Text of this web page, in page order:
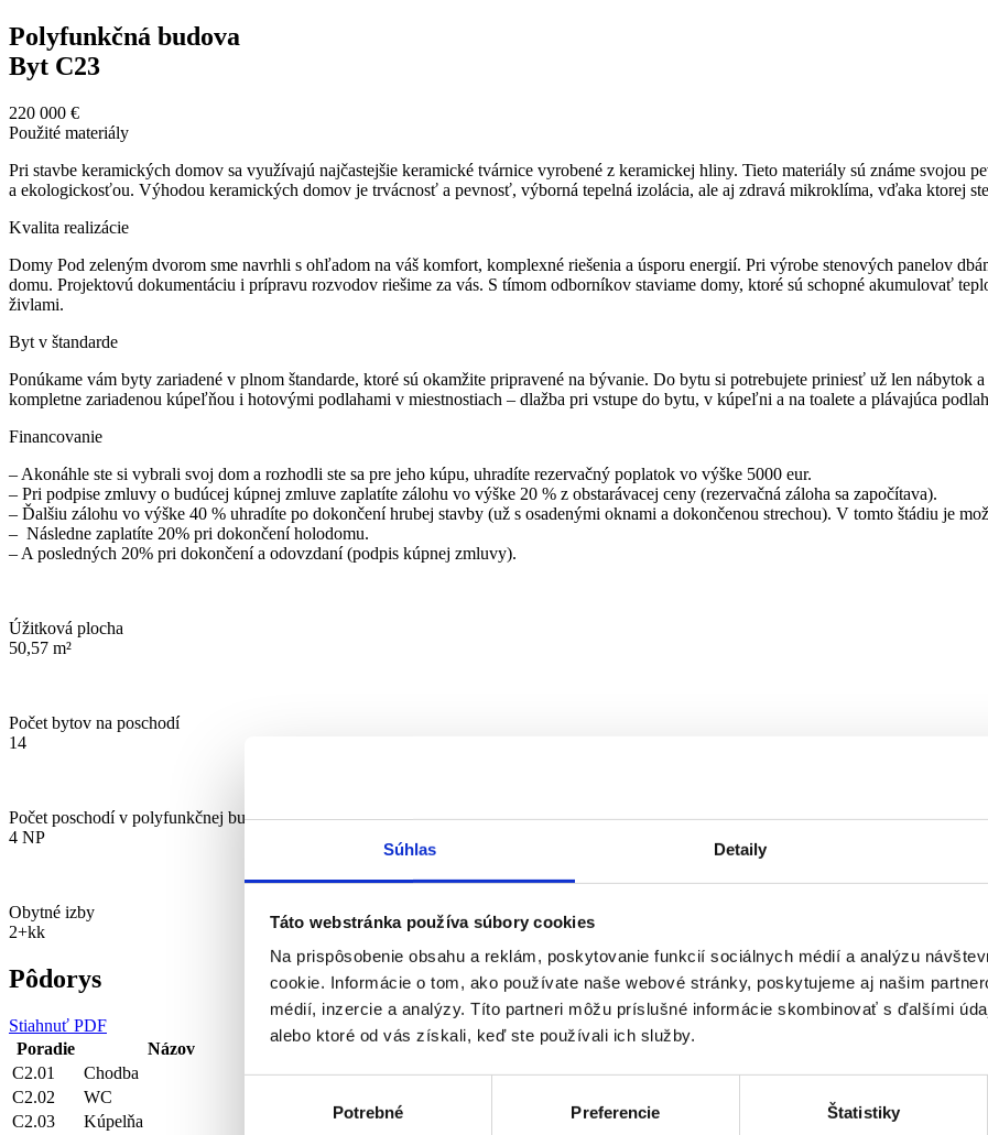
Súhlas Detaily
Táto webstránka používa súbory cookies
Na prispôsobenie obsahu a reklám, poskytovanie funkcií sociálnych médií a analýzu
cookie. Informácie o tom, ako používate naše webové stránky, poskytujeme aj našim
médií, inzercie a analýzy. Títo partneri môžu príslušné informácie skombinovať s ďalšími
alebo ktoré od vás získali, keď ste používali ich služby.
Potrebné Preferencie Štatistiky
Polyfunkčná budova
Byt C23
220 000 €
Použité materiály
Pri stavbe keramických domov sa využívajú najčastejšie keramické tvárnice vyrobené z keramickej hliny. Tieto materiály sú známe
a ekologickosťou. Výhodou keramických domov je trvácnosť a pevnosť, výborná tepelná izolácia, ale aj zdravá mikroklíma, vďaka ktorej
Kvalita realizácie
Domy Pod zeleným dvorom sme navrhli s ohľadom na váš komfort, komplexné riešenia a úsporu energií. Pri výrobe stenových panelov
domu. Projektovú dokumentáciu i prípravu rozvodov riešime za vás. S tímom odborníkov staviame domy, ktoré sú schopné akumulovať
živlami.
Byt v štandarde
Ponúkame vám byty zariadené v plnom štandarde, ktoré sú okamžite pripravené na bývanie. Do bytu si potrebujete priniesť už len nábytok
kompletne zariadenou kúpeľňou i hotovými podlahami v miestnostiach – dlažba pri vstupe do bytu, v kúpeľni a na toalete a plávajúca
Financovanie
– Akonáhle ste si vybrali svoj dom a rozhodli ste sa pre jeho kúpu, uhradíte rezervačný poplatok vo výške 5000 eur.
– Pri podpise zmluvy o budúcej kúpnej zmluve zaplatíte zálohu vo výške 20 % z obstarávacej ceny (rezervačná záloha sa započítava).
– Ďalšiu zálohu vo výške 40 % uhradíte po dokončení hrubej stavby (už s osadenými oknami a dokončenou strechou). V tomto štádiu je
– Následne zaplatíte 20% pri dokončení holodomu.
– A posledných 20% pri dokončení a odovzdaní (podpis kúpnej zmluvy).
Úžitková plocha
50,57 m²
Počet bytov na poschodí
14
Počet poschodí v polyfunkčnej budove
4 NP
Obytné izby
2+kk
Pôdorys
Stiahnuť PDF
Poradie
Názov
C2.01
Chodba
6,38 m²
C2.02
WC
C2.03
Kúpelňa